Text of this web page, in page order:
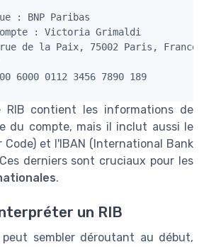
:
BNP Paribas
:
Victoria Grimaldi
de la Paix, 75002 Paris, France
RIB contient les informations de
du compte, mais il inclut aussi le
Code) et l'IBAN (International Bank
derniers sont cruciaux pour les
.
un RIB
peut sembler déroutant au début,